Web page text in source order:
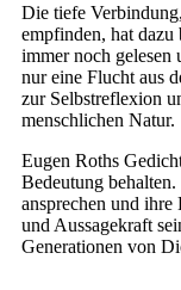
Die tiefe
empfinden, hat dazu
immer noch gelesen
nur eine Flucht aus
zur Selbstreflexion
menschlichen Natur.
Eugen Roths
Bedeutung
ansprechen und
und Aussagekraft
Generationen von